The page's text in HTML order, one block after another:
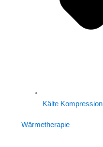
Kälte Kompression
Wärmetherapie